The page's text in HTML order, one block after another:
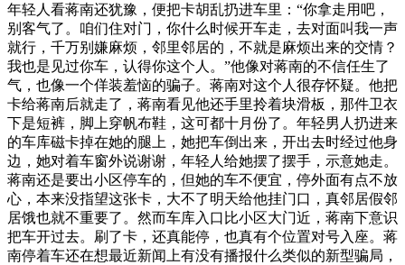
年轻人看蒋南还犹豫，便把卡胡乱扔进车里：“你拿走用吧，
别客气了。咱们住对门，你什么时候开车走，去对面叫我一声
就行，千万别嫌麻烦，邻里邻居的，不就是麻烦出来的交情？
我也是见过你车，认得你这个人。”他像对蒋南的不信任生了
气，也像一个佯装羞恼的骗子。蒋南对这个人很存怀疑。他把
卡给蒋南后就走了，蒋南看见他还手里拎着块滑板，那件卫衣
下是短裤，脚上穿帆布鞋，这可都十月份了。年轻男人扔进来
的车库磁卡掉在她的腿上，她把车倒出来，开出去时经过他身
边，她对着车窗外说谢谢，年轻人给她摆了摆手，示意她走。
蒋南还是要出小区停车的，但她的车不便宜，停外面有点不放
心，本来没指望这张卡，大不了明天给他挂门口，真邻居假邻
居饿也就不重要了。然而车库入口比小区大门近，蒋南下意识
把车开过去。刷了卡，还真能停，也真有个位置对号入座。蒋
南停着车还在想最近新闻上有没有播报什么类似的新型骗局，